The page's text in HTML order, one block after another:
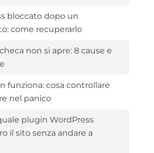
bloccato dopo un
come recuperarlo
non si apre: 8 cause e
funziona: cosa controllare
nel panico
plugin WordPress
il sito senza andare a